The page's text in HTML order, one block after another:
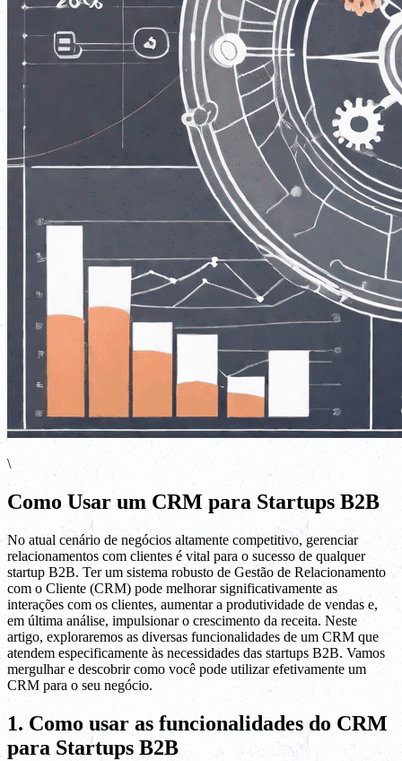
\
Como Usar um CRM para Startups B2B
No atual cenário de negócios altamente competitivo, gerenciar
relacionamentos com clientes é vital para o sucesso de qualquer
startup B2B. Ter um sistema robusto de Gestão de Relacionamento
com o Cliente (CRM) pode melhorar significativamente as
interações com os clientes, aumentar a produtividade de vendas e,
em última análise, impulsionar o crescimento da receita. Neste
artigo, exploraremos as diversas funcionalidades de um CRM que
atendem especificamente às necessidades das startups B2B. Vamos
mergulhar e descobrir como você pode utilizar efetivamente um
CRM para o seu negócio.
1. Como usar as funcionalidades do CRM
para Startups B2B